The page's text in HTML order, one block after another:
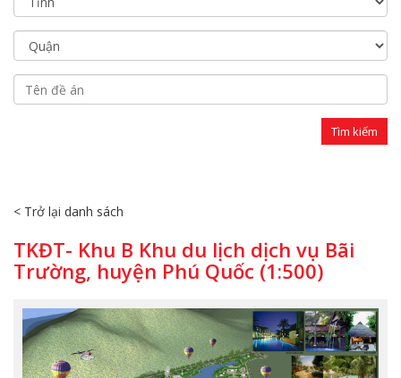
< Trở lại danh sách
TKĐT- Khu B Khu du lịch dịch vụ Bãi
Trường, huyện Phú Quốc (1:500)